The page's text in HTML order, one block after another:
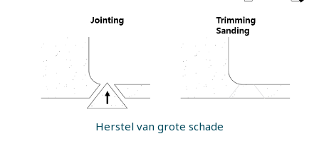
Herstel van grote schade